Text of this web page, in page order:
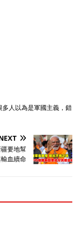
人以為是軍國主義，錯
要地幫
血續命